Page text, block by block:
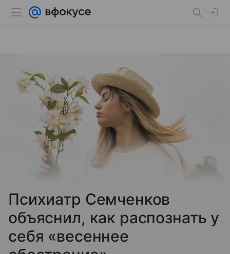
Психиатр Семченков
объяснил, как распознать у
себя «весеннее